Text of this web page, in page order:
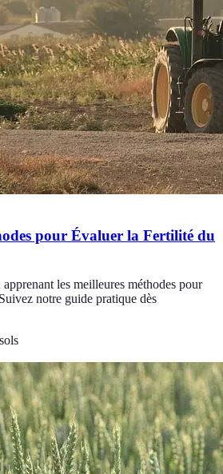
pour Évaluer la Fertilité du
les meilleures méthodes pour
notre guide pratique dès